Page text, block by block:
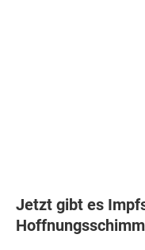
Jetzt gibt es